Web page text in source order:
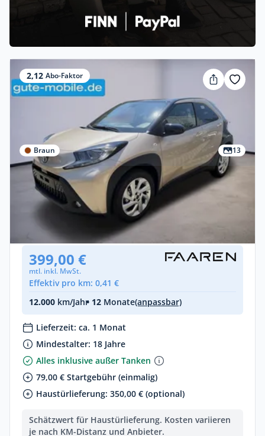
2,12 Abo-Faktor
Braun 13
Privat & Gewerbe
Toyota Aygo X Pulse
Manuell •72 PS (53 kW)
Neuwagen
399,00 €
mtl. inkl. MwSt.
Effektiv pro km: 0,41 €
12.000 km/Jahr• 12 Monate(anpassbar)
Lieferzeit: ca. 1 Monat
Mindestalter: 18 Jahre
Alles inklusive außer Tanken
79,00 € Startgebühr (einmalig)
Haustürlieferung: 350,00 € (optional)
Schätzwert für Haustürlieferung. Kosten variieren
je nach KM-Distanz und Anbieter.